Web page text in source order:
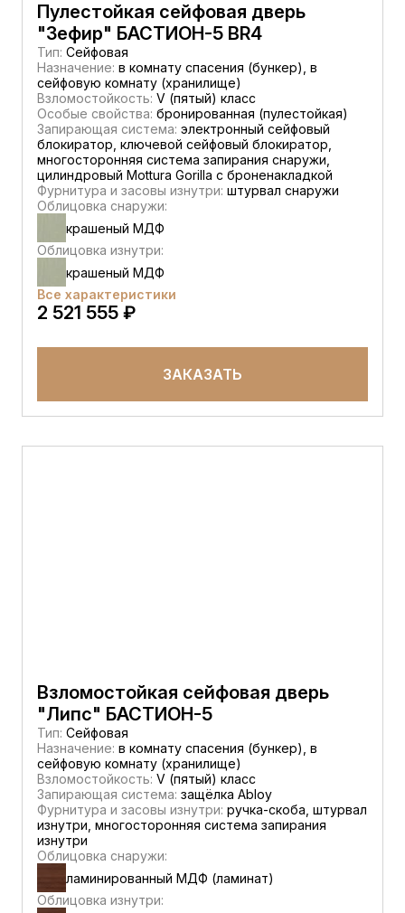
Пулестойкая сейфовая дверь
"Зефир" БАСТИОН-5 BR4
Тип: Сейфовая
Назначение: в комнату спасения (бункер), в
сейфовую комнату (хранилище)
Взломостойкость: V (пятый) класс
Особые свойства: бронированная (пулестойкая)
Запирающая система: электронный сейфовый
блокиратор, ключевой сейфовый блокиратор,
многосторонняя система запирания снаружи,
цилиндровый Mottura Gorilla с броненакладкой
Фурнитура и засовы изнутри: штурвал снаружи
Облицовка снаружи:
крашеный МДФ
Облицовка изнутри:
крашеный МДФ
Все характеристики
2 521 555 ₽
ЗАКАЗАТЬ
Взломостойкая сейфовая дверь
"Липс" БАСТИОН-5
Тип: Сейфовая
Назначение: в комнату спасения (бункер), в
сейфовую комнату (хранилище)
Взломостойкость: V (пятый) класс
Запирающая система: защёлка Abloy
Фурнитура и засовы изнутри: ручка-скоба, штурвал
изнутри, многосторонняя система запирания
изнутри
Облицовка снаружи:
ламинированный МДФ (ламинат)
Облицовка изнутри: